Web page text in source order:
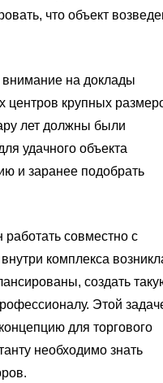
что объект
внимание на доклады
центров крупных
лет должны были
удачного объекта
и заранее подобрать
совместно с
комплекса
создать
Этой
для торгового
необходимо знать